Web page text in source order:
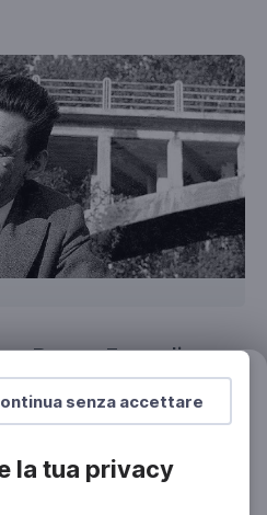
senza accettare
la tua privacy
Beppe Fenoglio
Chiara Fenoglio
Azzera